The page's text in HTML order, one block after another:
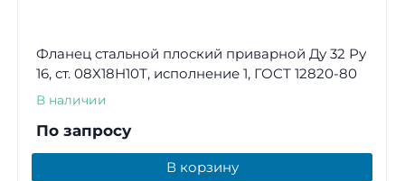
Фланец стальной плоский приварной Ду 32 Ру
16, ст. 08Х18Н10Т, исполнение 1, ГОСТ 12820-80
В наличии
По запросу
В корзину